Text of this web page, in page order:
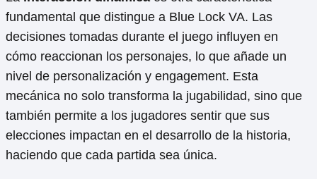
fundamental que distingue a Blue Lock VA. Las
decisiones tomadas durante el juego influyen en
cómo reaccionan los personajes, lo que añade un
nivel de personalización y engagement. Esta
mecánica no solo transforma la jugabilidad, sino que
también permite a los jugadores sentir que sus
elecciones impactan en el desarrollo de la historia,
haciendo que cada partida sea única.